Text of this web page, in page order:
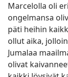
Marcelolla oli
ongelmansa
päti heihin
ollut aika,
Jumalaa
olivat